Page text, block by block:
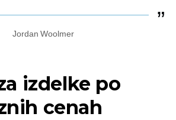
Jordan Woolmer
izdelke po
cenah